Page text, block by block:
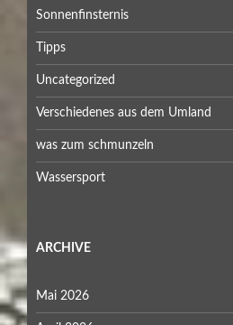
Sonnenfinsternis
Tipps
Uncategorized
Verschiedenes aus dem Umland
was zum schmunzeln
Wassersport
ARCHIVE
Mai 2026